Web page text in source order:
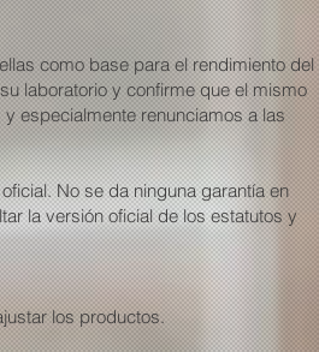
como base para el rendimiento del
laboratorio y confirme que el mismo
especialmente renunciamos a las
No se da ninguna garantía en
la versión oficial de los estatutos y
los productos.